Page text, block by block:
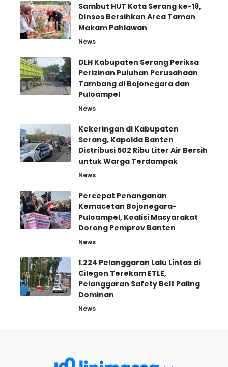
Sambut HUT Kota Serang ke-19,
Dinsos Bersihkan Area Taman
Makam Pahlawan
News
DLH Kabupaten Serang Periksa
Perizinan Puluhan Perusahaan
Tambang di Bojonegara dan
Puloampel
News
Kekeringan di Kabupaten
Serang, Kapolda Banten
Distribusi 502 Ribu Liter Air Bersih
untuk Warga Terdampak
News
Percepat Penanganan
Kemacetan Bojonegara-
Puloampel, Koalisi Masyarakat
Dorong Pemprov Banten
News
1.224 Pelanggaran Lalu Lintas di
Cilegon Terekam ETLE,
Pelanggaran Safety Belt Paling
Dominan
News